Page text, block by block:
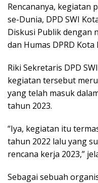
Rencananya, kegiatan
se-Dunia, DPD SWI
Diskusi Publik dengan
dan Humas DPRD Kota
Riki Sekretaris DPD
kegiatan tersebut
yang telah masuk
tahun 2023.
“Iya, kegiatan itu
tahun 2022 lalu yang
rencana kerja 2023,”
Sebagai sebuah